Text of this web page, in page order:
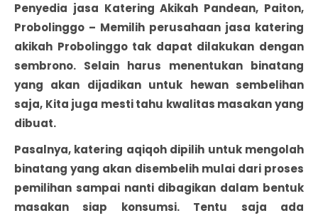
Penyedia jasa Katering Akikah Pandean, Paiton,
Probolinggo – Memilih perusahaan jasa katering
akikah Probolinggotak dapat dilakukan dengan
sembrono. Selain harus menentukan binatang
yang akan dijadikan untuk hewan sembelihan
saja, Kita juga mesti tahu kwalitas masakan yang
dibuat.
Pasalnya, katering aqiqoh dipilih untuk mengolah
binatang yang akan disembelih mulai dari proses
pemilihan sampai nanti dibagikan dalam bentuk
masakan siap konsumsi. Tentu saja ada